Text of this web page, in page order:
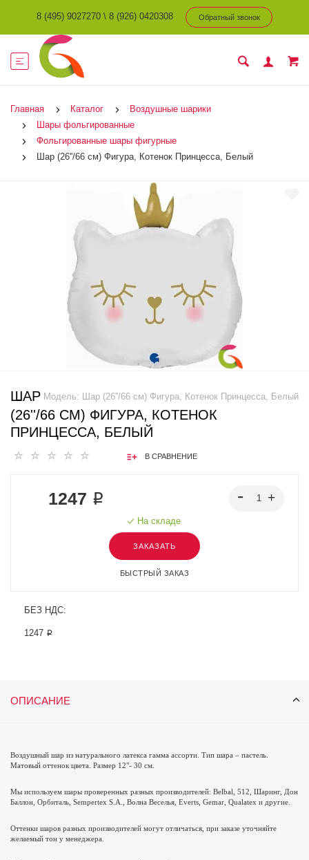
8 (495) 9027270 \ 8 (926) 0420308 Обратный звонок
Главная Каталог
Воздушные шарики
Шары фольгированные
Фольгированные шары фигурные
Шар (26''/66 см) Фигура, Котенок Принцесса, Белый
Модель: Шар (26''/66 см) Фигура, Котенок Принцесса, Белый
ШАР
(26''/66 СМ) ФИГУРА, КОТЕНОК
ПРИНЦЕССА, БЕЛЫЙ
В СРАВНЕНИЕ
1247 ₽
На складе
ЗАКАЗАТЬ
БЫСТРЫЙ ЗАКАЗ
БЕЗ НДС:
1247 ₽
ОПИСАНИЕ
Воздушный шар из натурального латекса гамма ассорти. Тип шара – пастель.
Матовый оттенок цвета. Размер 12"- 30 см.
Мы используем шары проверенных разных производителей: Belbal, 512, Шаринг, Дон
Баллон, Орбиталь, Sempertex S A ., Волна Веселья, Everts Gemar Qualatex и другие.
Оттенки шаров разных производителей могут отличаться, при заказе уточняйте
желаемый тон у менеджера.